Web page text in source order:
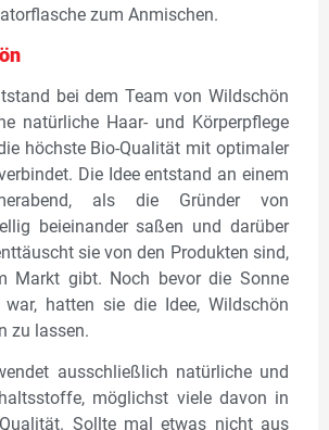
zum Anmischen.
bei dem Team von Wildschön
natürliche Haar- und Körperpflege
höchste Bio-Qualität mit optimaler
Die Idee entstand an einem
als die Gründer von
beieinander saßen und darüber
sie von den Produkten sind,
Markt gibt. Noch bevor die Sonne
war, hatten sie die Idee, Wildschön
zu lassen.
ausschließlich natürliche und
möglichst viele davon in
Sollte mal etwas nicht aus